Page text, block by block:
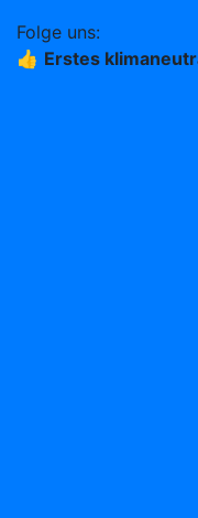
Folge uns:
👍 Erstes